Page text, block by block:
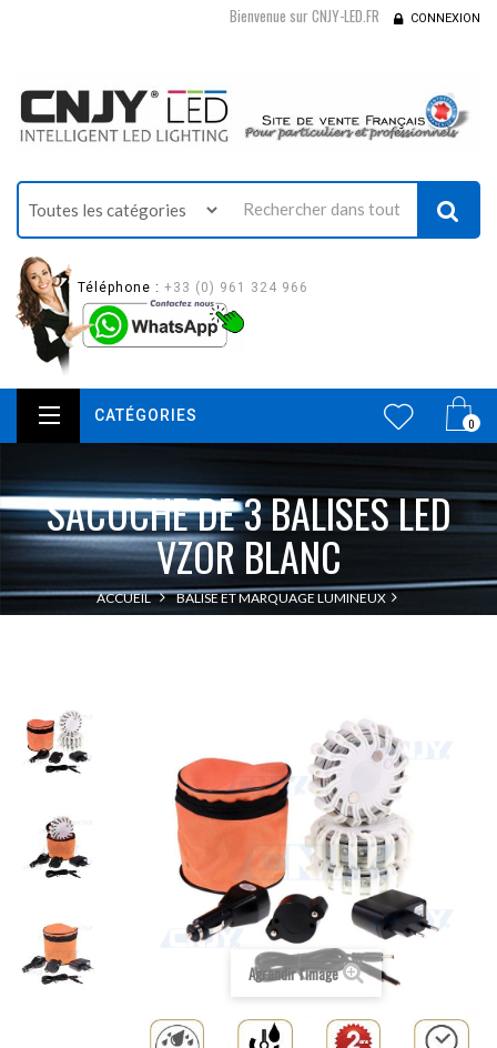
Bienvenue sur CNJY-LED.FR CONNEXION
Téléphone : +33 (0) 961 324 966
0
CATÉGORIES
SACOCHE DE 3 BALISES LED
VZOR BLANC
ACCUEIL
BALISE ET MARQUAGE LUMINEUX
Agrandir l'image